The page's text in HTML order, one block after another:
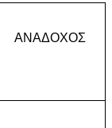
ΑΝΑΔΟΧΟΣ